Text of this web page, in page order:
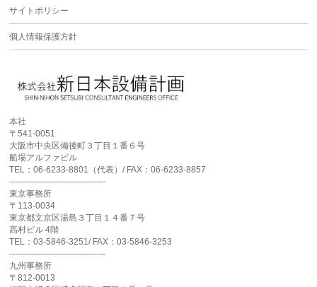
サイトポリシー
個人情報保護方針
本社
〒541-0051
大阪市中央区備後町３丁目１番６号
船場アルファビル
TEL：06-6233-8801（代表）/ FAX：06-6233-8857
----------------------------------
東京事務所
〒113-0034
東京都文京区湯島３丁目１４番７号
高村ビル 4階
TEL：03-5846-3251/ FAX：03-5846-3253
----------------------------------
九州事務所
〒812-0013